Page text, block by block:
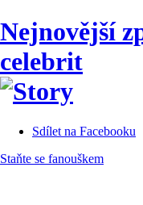
Nejnovější
celebrit
Sdílet na Facebooku
Staňte se fanouškem